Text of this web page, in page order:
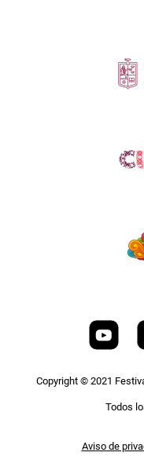
Copyright © 2021
Todos
Aviso de